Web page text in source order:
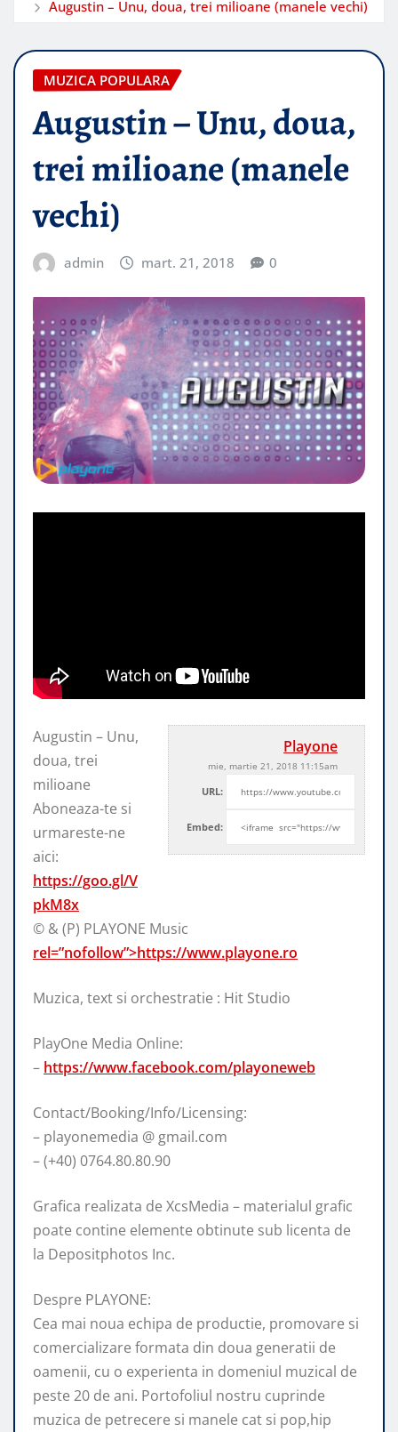
Augustin – Unu, doua, trei milioane (manele vechi)
MUZICA POPULARA
Augustin – Unu, doua,
trei milioane (manele
vechi)
admin mart. 21, 2018 0
Playone
mie, martie 21, 2018 11:15am
URL:
Embed:
Augustin – Unu,
doua, trei
milioane
Aboneaza-te si
urmareste-ne
aici:
https://goo.gl/V
pkM8x
© & (P) PLAYONE Music
rel=”nofollow”>https://www.playone.ro
Muzica, text si orchestratie : Hit Studio
PlayOne Media Online:
– https://www.facebook.com/playoneweb
Contact/Booking/Info/Licensing:
– playonemedia @ gmail.com
– (+40) 0764.80.80.90
Grafica realizata de XcsMedia – materialul grafic
poate contine elemente obtinute sub licenta de
la Depositphotos Inc.
Despre PLAYONE:
Cea mai noua echipa de productie, promovare si
comercializare formata din doua generatii de
oamenii, cu o experienta in domeniul muzical de
peste 20 de ani. Portofoliul nostru cuprinde
muzica de petrecere si manele cat si pop,hip